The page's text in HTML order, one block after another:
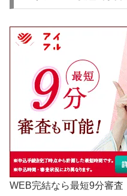
WEB完結なら最短9分審